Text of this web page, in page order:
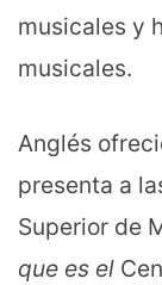
musicales y
musicales.
Anglés
presenta a
Superior de
que es el